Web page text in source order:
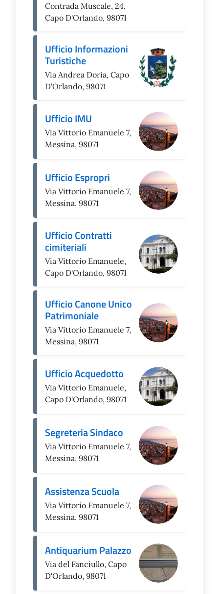
Contrada Muscale, 24,
Capo D'Orlando, 98071
Ufficio Informazioni
Turistiche
Via Andrea Doria, Capo
D'Orlando, 98071
Ufficio IMU
Via Vittorio Emanuele 7,
Messina, 98071
Ufficio Espropri
Via Vittorio Emanuele 7,
Messina, 98071
Ufficio Contratti
cimiteriali
Via Vittorio Emanuele,
Capo D'Orlando, 98071
Ufficio Canone Unico
Patrimoniale
Via Vittorio Emanuele 7,
Messina, 98071
Ufficio Acquedotto
Via Vittorio Emanuele,
Capo D'Orlando, 98071
Segreteria Sindaco
Via Vittorio Emanuele 7,
Messina, 98071
Assistenza Scuola
Via Vittorio Emanuele 7,
Messina, 98071
Antiquarium Palazzo
Via del Fanciullo, Capo
D'Orlando, 98071